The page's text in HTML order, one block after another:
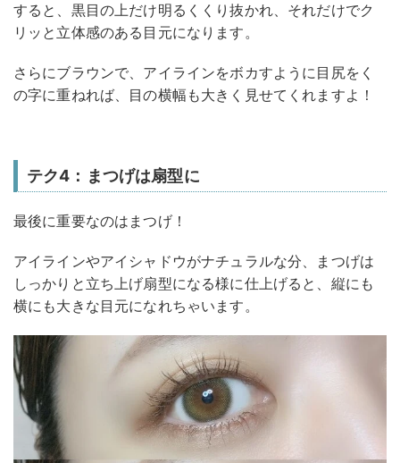
すると、黒目の上だけ明るくくり抜かれ、それだけでク
リッと立体感のある目元になります。
さらにブラウンで、アイラインをボカすように目尻をく
の字に重ねれば、目の横幅も大きく見せてくれますよ！
テク4：まつげは扇型に
最後に重要なのはまつげ！
アイラインやアイシャドウがナチュラルな分、まつげは
しっかりと立ち上げ扇型になる様に仕上げると、縦にも
横にも大きな目元になれちゃいます。